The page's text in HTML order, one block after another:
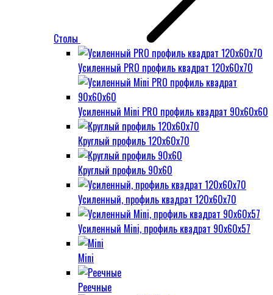
Столы
Усиленный PRO профиль квадрат 120х60х70
Усиленный Mini PRO профиль квадрат 90х60х60
Круглый профиль 120х60х70
Круглый профиль 90х60
Усиленный, профиль квадрат 120х60х70
Усиленный Mini, профиль квадрат 90х60х57
Mini
Реечные